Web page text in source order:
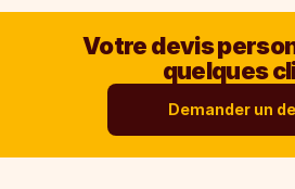
Votre devis
quelques
Demander un